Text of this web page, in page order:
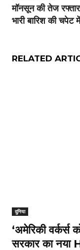
मॉनसून की तेज
भारी बारिश की
RELATED
दुनिया
‘अमेरिकी
सरकार का नया